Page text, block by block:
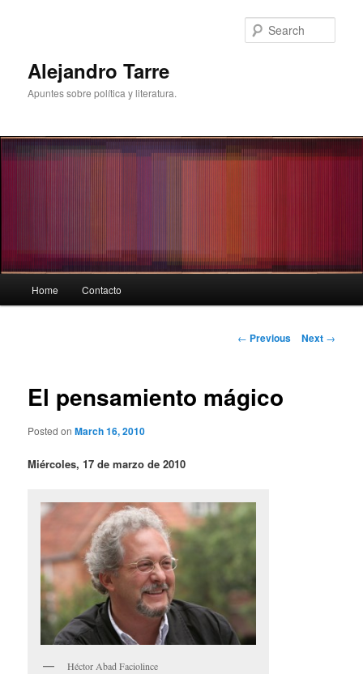
Alejandro Tarre
Apuntes sobre política y literatura.
Home Contacto
Post
← Previous Next →
El pensamiento mágico
Posted onMarch 16, 2010
Miércoles, 17 de marzo de 2010
Héctor Abad Faciolince